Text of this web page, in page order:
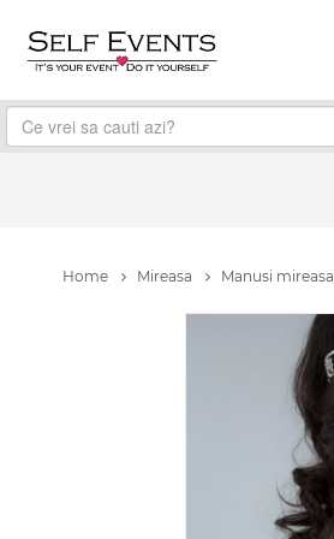
Home Mireasa Manusi mireasa